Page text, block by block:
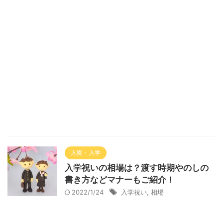
入園・入学
入学祝いの相場は？渡す時期やのしの
書き方などマナーもご紹介！
2022/1/24 入学祝い 相場